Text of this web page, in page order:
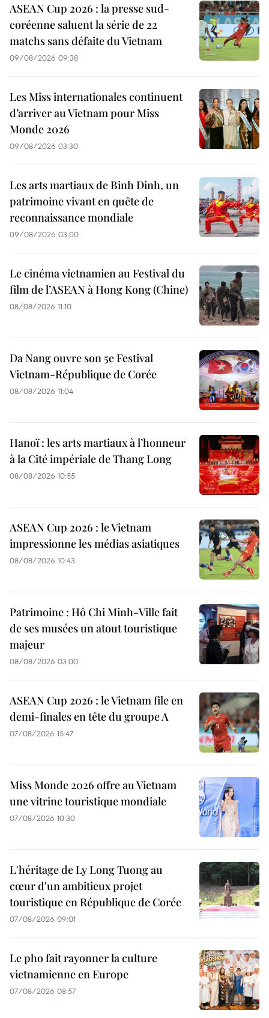
ASEAN Cup 2026 : la presse sud-
coréenne saluent la série de 22
matchs sans défaite du Vietnam
09/08/2026 09:38
Les Miss internationales continuent
d’arriver au Vietnam pour Miss
Monde 2026
09/08/2026 03:30
Les arts martiaux de Binh Dinh, un
patrimoine vivant en quête de
reconnaissance mondiale
09/08/2026 03:00
Le cinéma vietnamien au Festival du
film de l’ASEAN à Hong Kong (Chine)
08/08/2026 11:10
Da Nang ouvre son 5e Festival
Vietnam-République de Corée
08/08/2026 11:04
Hanoï : les arts martiaux à l’honneur
à la Cité impériale de Thang Long
08/08/2026 10:55
ASEAN Cup 2026 : le Vietnam
impressionne les médias asiatiques
08/08/2026 10:43
Patrimoine : Hô Chi Minh-Ville fait
de ses musées un atout touristique
majeur
08/08/2026 03:00
ASEAN Cup 2026 : le Vietnam file en
demi-finales en tête du groupe A
07/08/2026 15:47
Miss Monde 2026 offre au Vietnam
une vitrine touristique mondiale
07/08/2026 10:30
L'héritage de Ly Long Tuong au
cœur d'un ambitieux projet
touristique en République de Corée
07/08/2026 09:01
Le pho fait rayonner la culture
vietnamienne en Europe
07/08/2026 08:57